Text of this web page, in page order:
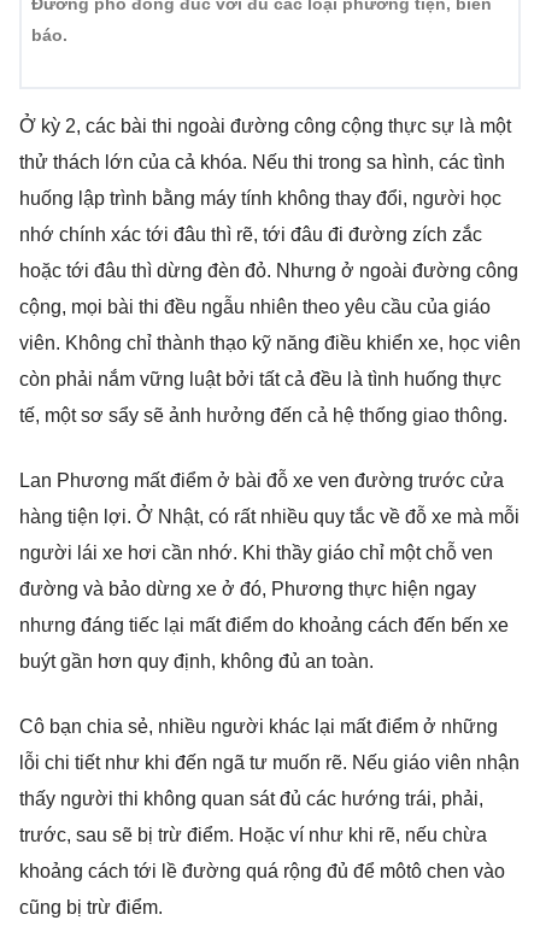
báo.
Ở kỳ 2, các bài thi ngoài đường công cộng thực sự là một
thử thách lớn của cả khóa. Nếu thi trong sa hình, các tình
huống lập trình bằng máy tính không thay đổi, người học
nhớ chính xác tới đâu thì rẽ, tới đâu đi đường zích zắc
hoặc tới đâu thì dừng đèn đỏ. Nhưng ở ngoài đường công
cộng, mọi bài thi đều ngẫu nhiên theo yêu cầu của giáo
viên. Không chỉ thành thạo kỹ năng điều khiển xe, học viên
còn phải nắm vững luật bởi tất cả đều là tình huống thực
tế, một sơ sẩy sẽ ảnh hưởng đến cả hệ thống giao thông.
Lan Phương mất điểm ở bài đỗ xe ven đường trước cửa
hàng tiện lợi. Ở Nhật, có rất nhiều quy tắc về đỗ xe mà mỗi
người lái xe hơi cần nhớ. Khi thầy giáo chỉ một chỗ ven
đường và bảo dừng xe ở đó, Phương thực hiện ngay
nhưng đáng tiếc lại mất điểm do khoảng cách đến bến xe
buýt gần hơn quy định, không đủ an toàn.
Cô bạn chia sẻ, nhiều người khác lại mất điểm ở những
lỗi chi tiết như khi đến ngã tư muốn rẽ. Nếu giáo viên nhận
thấy người thi không quan sát đủ các hướng trái, phải,
trước, sau sẽ bị trừ điểm. Hoặc ví như khi rẽ, nếu chừa
khoảng cách tới lề đường quá rộng đủ để môtô chen vào
cũng bị trừ điểm.